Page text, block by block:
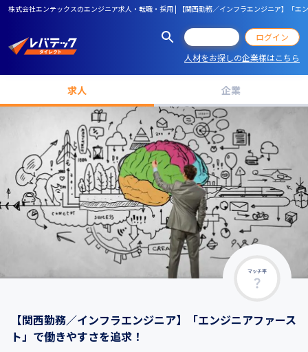
株式会社エンテックスのエンジニア求人・転職・採用 | 【関西勤務／インフラエンジニア】「エ
ログイン
人材をお探しの企業様はこちら
求人 企業
マッチ率
【関西勤務／インフラエンジニア】「エンジニアファース
ト」で働きやすさを追求！